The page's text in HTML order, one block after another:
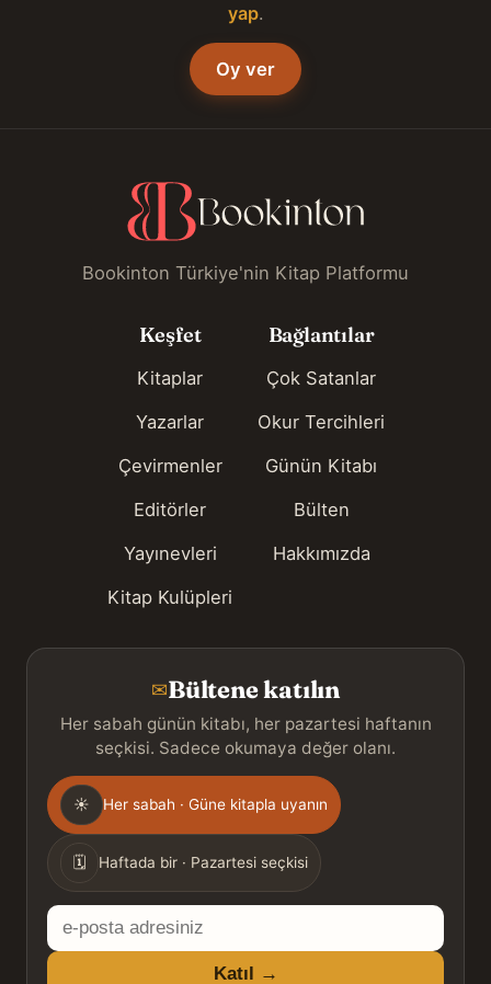
yap.
Oy ver
Bookinton Türkiye'nin Kitap Platformu
Keşfet
Kitaplar
Yazarlar
Çevirmenler
Editörler
Yayınevleri
Kitap Kulüpleri
Bağlantılar
Çok Satanlar
Okur Tercihleri
Günün Kitabı
Bülten
Hakkımızda
✉Bültene katılın
Her sabah günün kitabı, her pazartesi haftanın
seçkisi. Sadece okumaya değer olanı.
Gönderim
sıklığı
☀ Her sabah · Güne kitapla uyanın
🗓 Haftada bir · Pazartesi seçkisi
E-
posta
Katıl →